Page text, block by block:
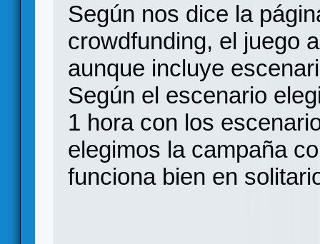
Según nos dice la
crowdfunding, el juego
aunque incluye
Según el escenario
1 hora con los
elegimos la campaña
funciona bien en